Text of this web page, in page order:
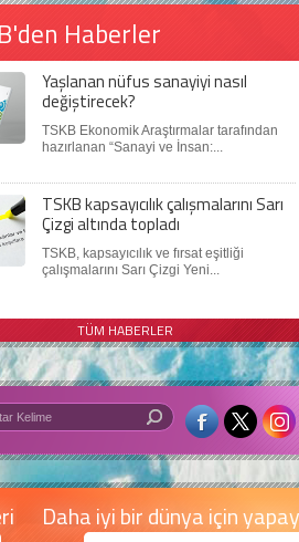
Haberler
Yaşlanan nüfus sanayiyi nasıl
değiştirecek?
TSKB Ekonomik Araştırmalar tarafından
hazırlanan “Sanayi ve İnsan:...
TSKB kapsayıcılık çalışmalarını Sarı
Çizgi altında topladı
TSKB, kapsayıcılık ve fırsat eşitliği
çalışmalarını Sarı Çizgi Yeni...
TÜM HABERLER
iyi bir dünya için yapay zekâ